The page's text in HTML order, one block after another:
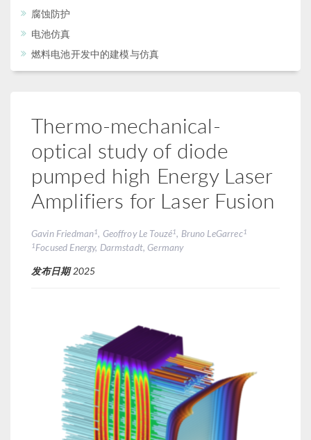
腐蚀防护
电池仿真
燃料电池开发中的建模与仿真
Thermo-mechanical-
optical study of diode
pumped high Energy Laser
Amplifiers for Laser Fusion
Gavin Friedman1, Geoffroy Le Touzé1, Bruno LeGarrec1
1Focused Energy, Darmstadt, Germany
发布日期2025